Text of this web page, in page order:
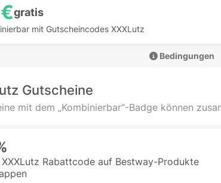
gratis
mit Gutscheincodes XXXLutz
Gutscheine
mit dem „Kombinierbar“-Badge können
XXXLutz Rabattcode auf Bestway-Produkte